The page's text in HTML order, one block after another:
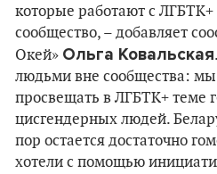
которые работают с
сообщество, – добавляет
Окей» Ольга Ковальская
людьми вне сообщества:
просвещать в ЛГБТК+ теме
цисгендерных людей.
пор остается достаточно
хотели с помощью